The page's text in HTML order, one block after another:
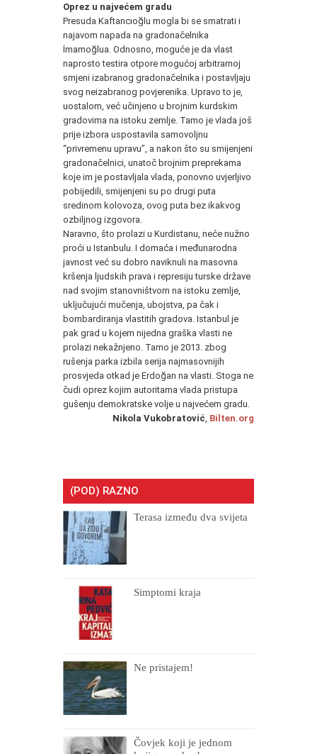
Oprez u najvećem gradu
Presuda Kaftancıoğlu mogla bi se smatrati i
najavom napada na gradonačelnika
İmamoğlua. Odnosno, moguće je da vlast
naprosto testira otpore mogućoj arbitrarnoj
smjeni izabranog gradonačelnika i postavljaju
svog neizabranog povjerenika. Upravo to je,
uostalom, već učinjeno u brojnim kurdskim
gradovima na istoku zemlje. Tamo je vlada još
prije izbora uspostavila samovoljnu
“privremenu upravu”, a nakon što su smijenjeni
gradonačelnici, unatoč brojnim preprekama
koje im je postavljala vlada, ponovno uvjerljivo
pobijedili, smijenjeni su po drugi puta
sredinom kolovoza, ovog puta bez ikakvog
ozbiljnog izgovora.
Naravno, što prolazi u Kurdistanu, neće nužno
proći u Istanbulu. I domaća i međunarodna
javnost već su dobro naviknuli na masovna
kršenja ljudskih prava i represiju turske države
nad svojim stanovništvom na istoku zemlje,
uključujući mučenja, ubojstva, pa čak i
bombardiranja vlastitih gradova. Istanbul je
pak grad u kojem nijedna graška vlasti ne
prolazi nekažnjeno. Tamo je 2013. zbog
rušenja parka izbila serija najmasovnijih
prosvjeda otkad je Erdoğan na vlasti. Stoga ne
čudi oprez kojim autoritarna vlada pristupa
gušenju demokratske volje u najvećem gradu.
Nikola Vukobratović Bilten.org
(POD) RAZNO
Terasa između dva svijeta
Simptomi kraja
Ne pristajem!
Čovjek koji je jednom